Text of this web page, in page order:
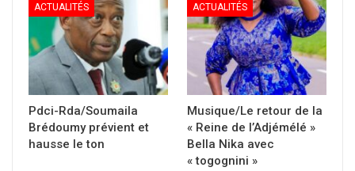
ACTUALITÉS
Pdci-Rda/Soumaila
Brédoumy prévient et
hausse le ton
ACTUALITÉS
Musique/Le retour de la
« Reine de l’Adjémélé »
Bella Nika avec
« togognini »